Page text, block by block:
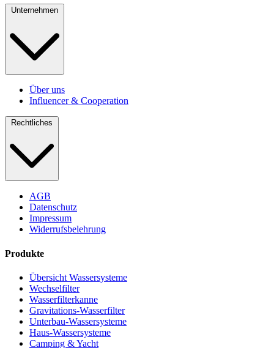
Unternehmen
Über uns
Influencer & Cooperation
Rechtliches
AGB
Datenschutz
Impressum
Widerrufsbelehrung
Produkte
Übersicht Wassersysteme
Wechselfilter
Wasserfilterkanne
Gravitations-Wasserfilter
Unterbau-Wassersysteme
Haus-Wassersysteme
Camping & Yacht